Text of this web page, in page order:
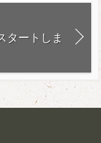
タートしま